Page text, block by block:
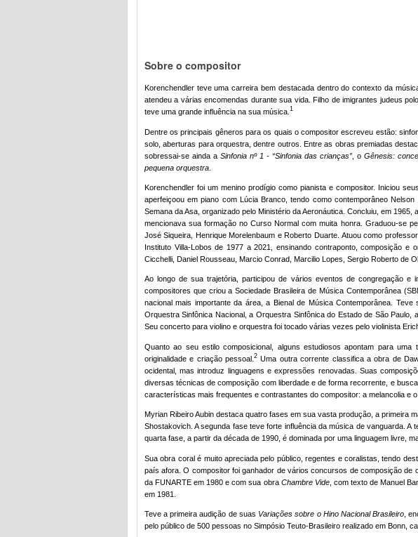
Sobre o compositor
Korenchendler teve uma carreira bem destacada dentro do contexto da
atendeu a várias encomendas durante sua vida. Filho de imigrantes judeus
teve uma grande influência na sua música. 1
Dentre os principais gêneros para os quais o compositor escreveu estão:
solo, aberturas para orquestra, dentre outros. Entre as obras premiadas
sobressai-se ainda a Sinfonia nº 1 - “Sinfonia das crianças”, o Gênesis:
pequena orquestra.
Korenchendler foi um menino prodígio como pianista e compositor. Iniciou
aperfeiçoou em piano com Lúcia Branco, tendo como contemporâneo
Semana da Asa, organizado pelo Ministério da Aeronáutica. Concluiu, em
mencionava sua formação no Curso Normal com muita honra. Graduou-se
José Siqueira, Henrique Morelenbaum e Roberto Duarte. Atuou como
Instituto Villa-Lobos de 1977 a 2021, ensinando contraponto, composição
Cicchelli, Daniel Rousseau, Marcio Conrad, Marcilio Lopes, Sergio Roberto de
Ao longo de sua trajetória, participou de vários eventos de congregação
compositores que criou a Sociedade Brasileira de Música Contemporânea
nacional mais importante da área, a Bienal de Música Contemporânea.
Orquestra Sinfônica Nacional, a Orquestra Sinfônica do Estado de São
Seu concerto para violino e orquestra foi tocado várias vezes pelo violinista
Quanto ao seu estilo composicional, alguns estudiosos apontam para
originalidade e criação pessoal. 2Uma outra corrente classifica a obra de
ocidental, mas introduz linguagens e expressões renovadas. Suas
diversas técnicas de composição com liberdade e de forma recorrente, e
características mais frequentes e contrastantes do compositor: a melancolia e o
Myrian Ribeiro Aubin destaca quatro fases em sua vasta produção, a primeira
Shostakovich. A segunda fase teve forte influência da música de vanguarda.
quarta fase, a partir da década de 1990, é dominada por uma linguagem livre,
Sua obra coral é muito apreciada pelo público, regentes e coralistas, tendo
país afora. O compositor foi ganhador de vários concursos de composição de
da FUNARTE em 1980 e com sua obra Chambre Vide, com texto de Manuel
em 1981.
Teve a primeira audição de suas Variações sobre o Hino Nacional Brasileiro ,
pelo público de 500 pessoas no Simpósio Teuto-Brasileiro realizado em Bonn,